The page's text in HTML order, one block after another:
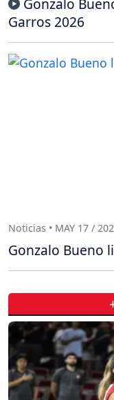
Gonzalo
Garros 2026
Noticias • MAY 17 /
Gonzalo Bueno